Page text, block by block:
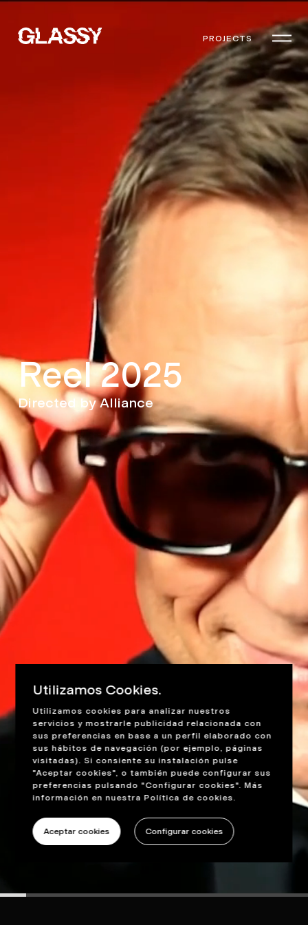
PROJECTS
Reel 2025
Directed by Alliance
Utilizamos Cookies.
Utilizamos cookies para analizar nuestros
servicios y mostrarle publicidad relacionada con
sus preferencias en base a un perfil elaborado con
sus hábitos de navegación (por ejemplo, páginas
visitadas). Si consiente su instalación pulse
"Aceptar cookies", o también puede configurar sus
preferencias pulsando "Configurar cookies". Más
información en nuestraPolítica de cookies.
Aceptar cookies Configurar cookies